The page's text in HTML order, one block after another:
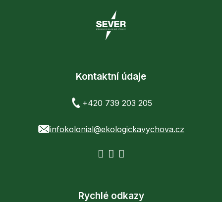
Kontaktní údaje
+420 739 203 205
infokolonial@ekologickavychova.cz
Rychlé odkazy